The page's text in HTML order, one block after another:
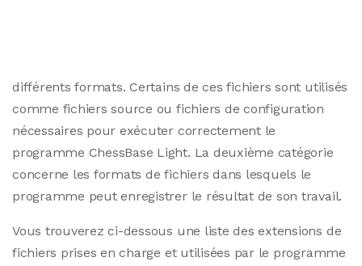
différents formats. Certains de ces fichiers sont utilisés
comme fichiers source ou fichiers de configuration
nécessaires pour exécuter correctement le
programme ChessBase Light. La deuxième catégorie
concerne les formats de fichiers dans lesquels le
programme peut enregistrer le résultat de son travail.
Vous trouverez ci-dessous une liste des extensions de
fichiers prises en charge et utilisées par le programme